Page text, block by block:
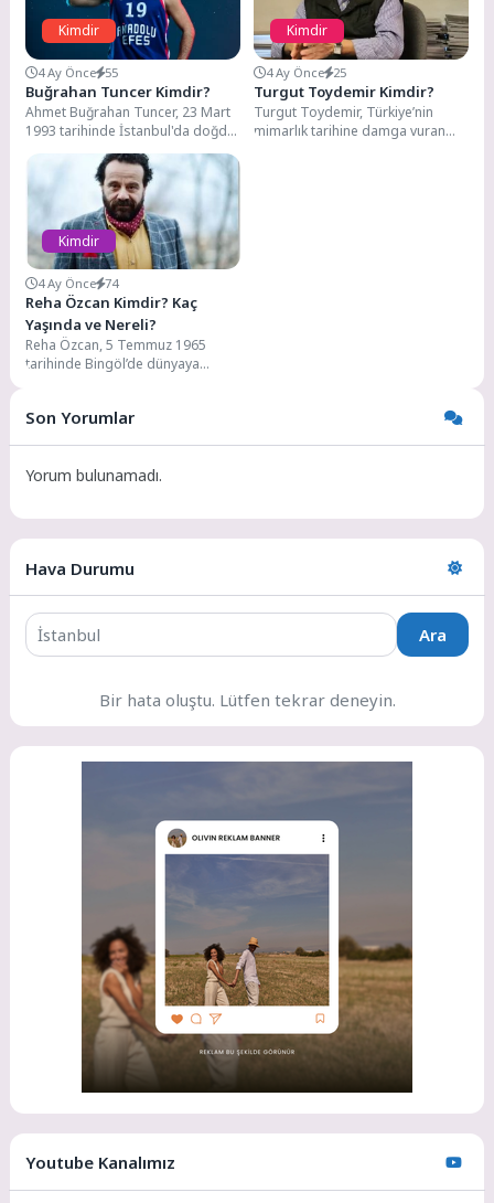
Kimdir
4 Ay Önce 55
Buğrahan Tuncer Kimdir?
Ahmet Buğrahan Tuncer, 23 Mart
1993 tarihinde İstanbul'da doğdu.
Türk Milli Basketbol Takımı'nda
yer alan...
Kimdir
4 Ay Önce 25
Turgut Toydemir Kimdir?
Turgut Toydemir, Türkiye’nin
mimarlık tarihine damga vuran
Kimdir
4 Ay Önce 74
Reha Özcan Kimdir? Kaç
Yaşında ve Nereli?
Reha Özcan, 5 Temmuz 1965
tarihinde Bingöl’de dünyaya
Tam...
Son Yorumlar
Yorum bulunamadı.
Hava Durumu
Ara
Bir hata oluştu. Lütfen tekrar deneyin.
Youtube Kanalımız